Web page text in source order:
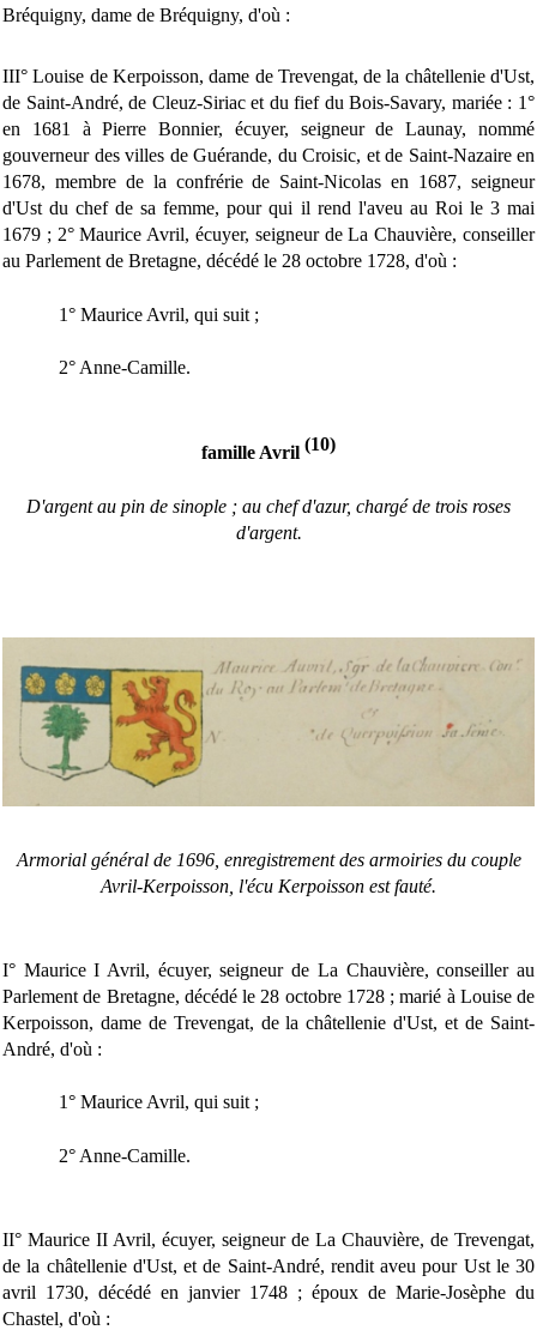
Bréquigny, dame de Bréquigny, d'où :
III° Louise de Kerpoisson, dame de Trevengat, de la châtellenie d'Ust,
de Saint-André, de Cleuz-Siriac et du fief du Bois-Savary, mariée : 1°
en 1681 à Pierre Bonnier, écuyer, seigneur de Launay, nommé
gouverneur des villes de Guérande, du Croisic, et de Saint-Nazaire en
1678, membre de la confrérie de Saint-Nicolas en 1687, seigneur
d'Ust du chef de sa femme, pour qui il rend l'aveu au Roi le 3 mai
1679 ; 2° Maurice Avril, écuyer, seigneur de La Chauvière, conseiller
au Parlement de Bretagne, décédé le 28 octobre 1728, d'où :
1° Maurice Avril, qui suit ;
2° Anne-Camille.
famille Avril (10)
D'argent au pin de sinople ; au chef d'azur, chargé de trois roses
d'argent.
Armorial général de 1696, enregistrement des armoiries du couple
Avril-Kerpoisson, l'écu Kerpoisson est fauté.
I° Maurice I Avril, écuyer, seigneur de La Chauvière, conseiller au
Parlement de Bretagne, décédé le 28 octobre 1728 ; marié à Louise de
Kerpoisson, dame de Trevengat, de la châtellenie d'Ust, et de Saint-
André, d'où :
1° Maurice Avril, qui suit ;
2° Anne-Camille.
II° Maurice II Avril, écuyer, seigneur de La Chauvière, de Trevengat,
de la châtellenie d'Ust, et de Saint-André, rendit aveu pour Ust le 30
avril 1730, décédé en janvier 1748 ; époux de Marie-Josèphe du
Chastel, d'où :